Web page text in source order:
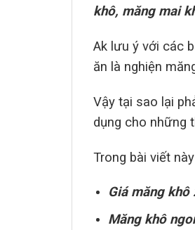
khô, măng mai
Ak lưu ý với các
ăn là nghiện
Vậy tại sao lại
dụng cho những
Trong bài viết
Giá măng
Măng khô